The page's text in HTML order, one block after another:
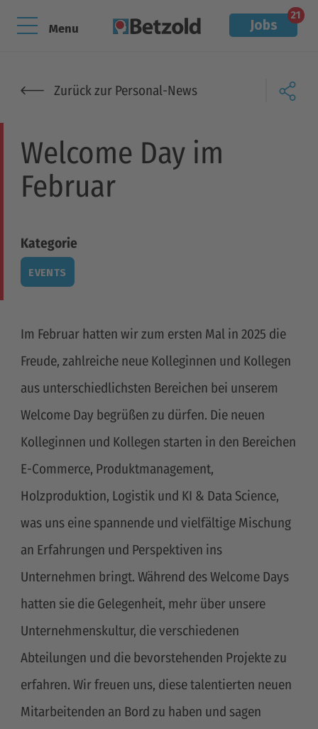
Menu
Zurück zur Personal-News
Jobs
21
Welcome Day im
Februar
Kategorie
EVENTS
Im Februar hatten wir zum ersten Mal in 2025 die
Freude, zahlreiche neue Kolleginnen und Kollegen
aus unterschiedlichsten Bereichen bei unserem
Welcome Day begrüßen zu dürfen. Die neuen
Kolleginnen und Kollegen starten in den Bereichen
E-Commerce, Produktmanagement,
Holzproduktion, Logistik und KI & Data Science,
was uns eine spannende und vielfältige Mischung
an Erfahrungen und Perspektiven ins
Unternehmen bringt. Während des Welcome Days
hatten sie die Gelegenheit, mehr über unsere
Unternehmenskultur, die verschiedenen
Abteilungen und die bevorstehenden Projekte zu
erfahren. Wir freuen uns, diese talentierten neuen
Mitarbeitenden an Bord zu haben und sagen